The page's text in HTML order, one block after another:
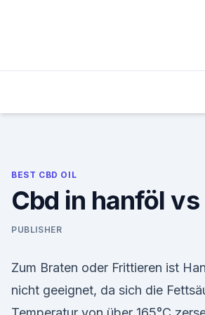
BEST CBD OIL
Cbd in hanföl
PUBLISHER
Zum Braten oder Frittieren ist
nicht geeignet, da sich die